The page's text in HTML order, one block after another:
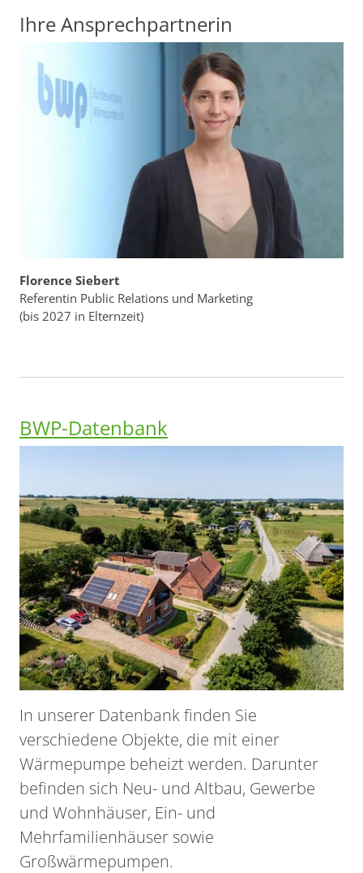
Ihre Ansprechpartnerin
Florence Siebert
Referentin Public Relations und Marketing
(bis 2027 in Elternzeit)
BWP-Datenbank
In unserer Datenbank finden Sie
verschiedene Objekte, die mit einer
Wärmepumpe beheizt werden. Darunter
befinden sich Neu- und Altbau, Gewerbe
und Wohnhäuser, Ein- und
Mehrfamilienhäuser sowie
Großwärmepumpen.